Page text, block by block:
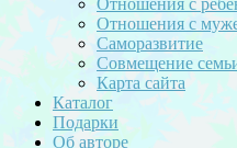
Отношения с
Саморазвитие
Совмещение
Карта сайта
Каталог
Подарки
Об авторе